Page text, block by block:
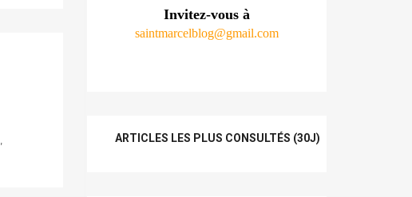
Invitez-vous à
saintmarcelblog@gmail.com
ARTICLES LES PLUS CONSULTÉS (30J)